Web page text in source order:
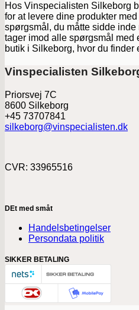
Hos Vinspecialisten Silkeborg
for at levere dine produkter
spørgsmål, du måtte sidde
tager imod alle spørgsmål
butik i Silkeborg, hvor du
Vinspecialisten
Priorsvej 7C
8600 Silkeborg
+45 73707841
silkeborg@vinspecialisten.dk
CVR: 33965516
DEt med småt
Handelsbetingelser
Persondata politik
SIKKER BETALING